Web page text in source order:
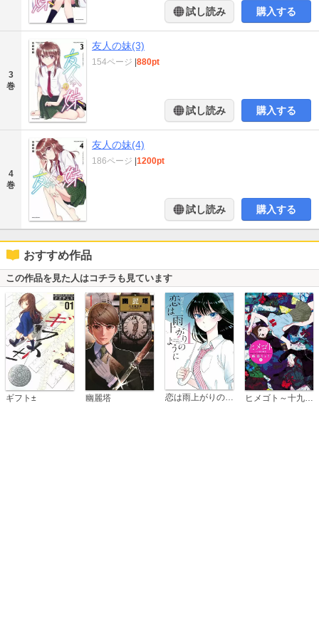
試し読み 購入する
3
巻
友人の妹(3)
154ページ 880pt
試し読み 購入する
4
巻
友人の妹(4)
186ページ 1200pt
試し読み 購入する
おすすめ作品
この作品を見た人はコチラも見ています
ギフト± 幽麗塔 恋は雨上がりのように